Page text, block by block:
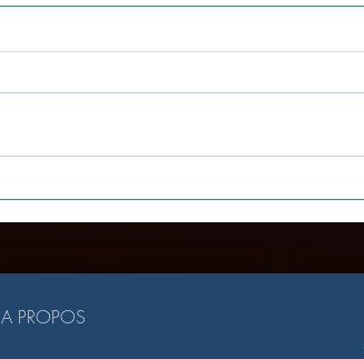
Hôteliers
Parisiens-IDF:
avec les
membres &
partenaires,
A PROPOS